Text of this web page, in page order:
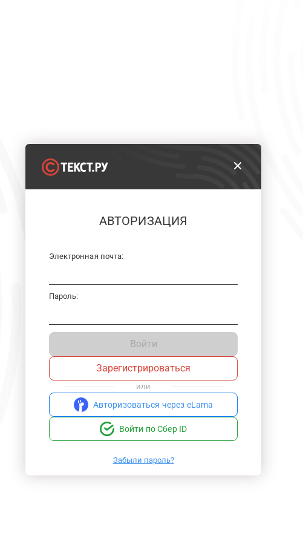
АВТОРИЗАЦИЯ
Электронная почта:
Пароль:
Войти
Зарегистрироваться
или
Авторизоваться через eLama
Войти по Сбер ID
Забыли пароль?